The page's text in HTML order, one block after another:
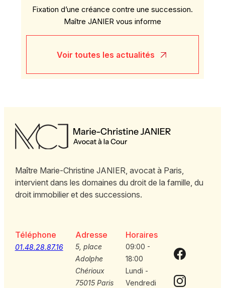
Fixation d’une créance contre une succession.
Maître JANIER vous informe
Voir toutes les actualités
Maître Marie-Christine JANIER, avocat à Paris,
intervient dans les domaines du droit de la famille, du
droit immobilier et des successions.
Téléphone
01.48.28.87.16
Adresse
5, place
Adolphe
Chérioux
75015 Paris
Horaires
09:00 -
18:00
Lundi -
Vendredi